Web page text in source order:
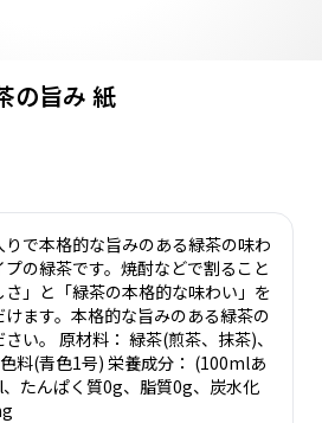
の旨み 紙
で本格的な旨みのある緑茶の味わ
の緑茶です。焼酎などで割ること
」と「緑茶の本格的な味わい」を
ます。本格的な旨みのある緑茶の
い。 原材料： 緑茶(煎茶、抹茶)、
料(青色1号) 栄養成分： (100mlあ
たんぱく質0g、脂質0g、炭水化